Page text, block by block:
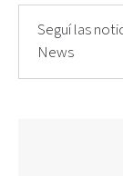
Seguí las
News